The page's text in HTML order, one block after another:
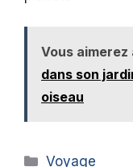
Vous aimerez
dans son
oiseau
Catégories
Voyage